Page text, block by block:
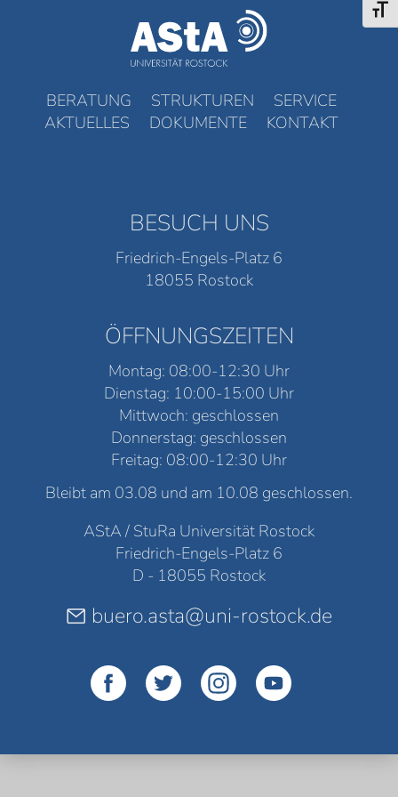
BERATUNG STRUKTUREN
SERVICE
AKTUELLES
DOKUMENTE KONTAKT
BESUCH UNS
Friedrich-Engels-Platz 6
18055 Rostock
ÖFFNUNGSZEITEN
Montag: 08:00-12:30 Uhr
Dienstag: 10:00-15:00 Uhr
Mittwoch: geschlossen
Donnerstag: geschlossen
Freitag: 08:00-12:30 Uhr
Bleibt am 03.08 und am 10.08 geschlossen.
AStA / StuRa Universität Rostock
Friedrich-Engels-Platz 6
D - 18055 Rostock
buero.asta@uni-rostock.de